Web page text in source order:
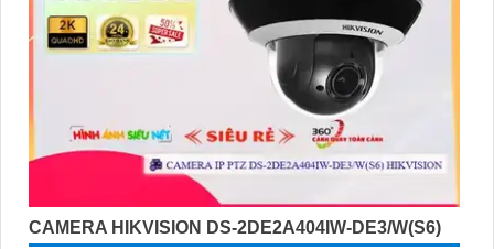
CAMERA HIKVISION DS-2DE2A404IW-DE3/W(S6)